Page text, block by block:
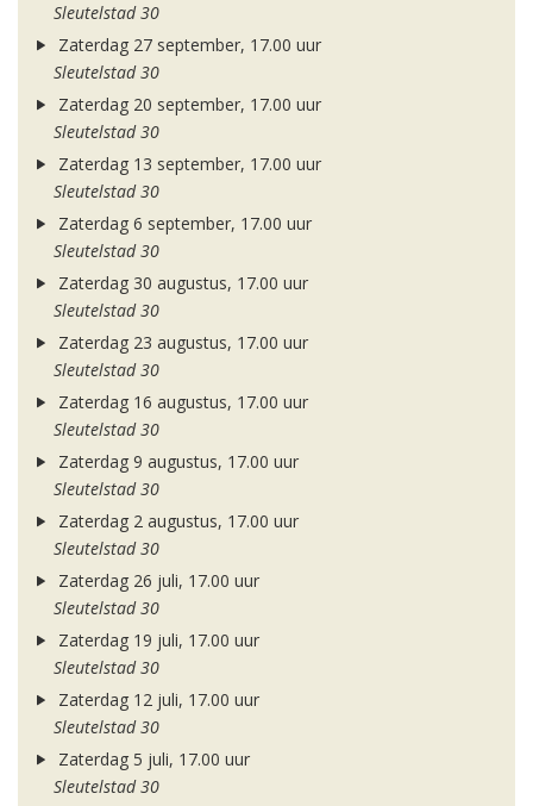
Sleutelstad 30
Zaterdag 27 september, 17.00 uur
Sleutelstad 30
Zaterdag 20 september, 17.00 uur
Sleutelstad 30
Zaterdag 13 september, 17.00 uur
Sleutelstad 30
Zaterdag 6 september, 17.00 uur
Sleutelstad 30
Zaterdag 30 augustus, 17.00 uur
Sleutelstad 30
Zaterdag 23 augustus, 17.00 uur
Sleutelstad 30
Zaterdag 16 augustus, 17.00 uur
Sleutelstad 30
Zaterdag 9 augustus, 17.00 uur
Sleutelstad 30
Zaterdag 2 augustus, 17.00 uur
Sleutelstad 30
Zaterdag 26 juli, 17.00 uur
Sleutelstad 30
Zaterdag 19 juli, 17.00 uur
Sleutelstad 30
Zaterdag 12 juli, 17.00 uur
Sleutelstad 30
Zaterdag 5 juli, 17.00 uur
Sleutelstad 30